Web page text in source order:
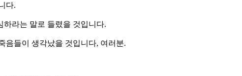
다.
라는 말로 들렸을 것입니다.
음들이 생각났을 것입니다, 여러분.